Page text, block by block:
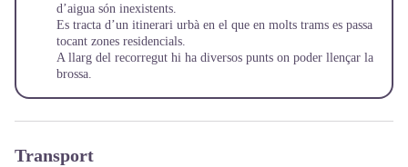
d’aigua són inexistents.
Es tracta d’un itinerari urbà en el que en molts trams es passa
tocant zones residencials.
A llarg del recorregut hi ha diversos punts on poder llençar la
brossa.
Transport